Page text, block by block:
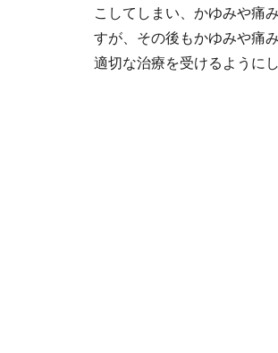
こしてしまい、かゆみや痛
すが、その後もかゆみや痛
適切な治療を受けるように